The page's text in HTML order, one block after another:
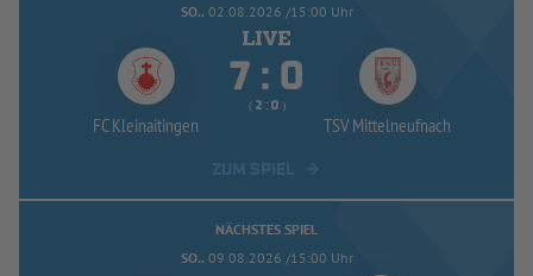
SO.. 02.08.2026 /15:00 Uhr
FC Kleinaitingen
 : 
(  :  )
TSV Mittelneufnach
NÄCHSTES SPIEL
SO.. 09.08.2026 /15:00 Uhr